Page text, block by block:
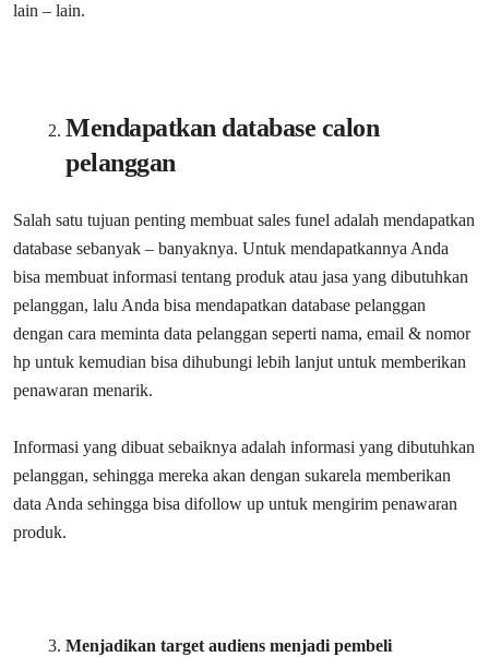
lain – lain.
Mendapatkan database calon
pelanggan
Salah satu tujuan penting membuat sales funel adalah mendapatkan
database sebanyak – banyaknya. Untuk mendapatkannya Anda
bisa membuat informasi tentang produk atau jasa yang dibutuhkan
pelanggan, lalu Anda bisa mendapatkan database pelanggan
dengan cara meminta data pelanggan seperti nama, email & nomor
hp untuk kemudian bisa dihubungi lebih lanjut untuk memberikan
penawaran menarik.
Informasi yang dibuat sebaiknya adalah informasi yang dibutuhkan
pelanggan, sehingga mereka akan dengan sukarela memberikan
data Anda sehingga bisa difollow up untuk mengirim penawaran
produk.
Menjadikan target audiens menjadi pembeli